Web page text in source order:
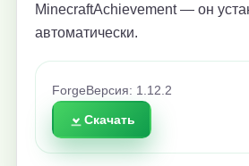
MinecraftAchievement — он
автоматически.
ForgeВерсия: 1.12.2
Скачать